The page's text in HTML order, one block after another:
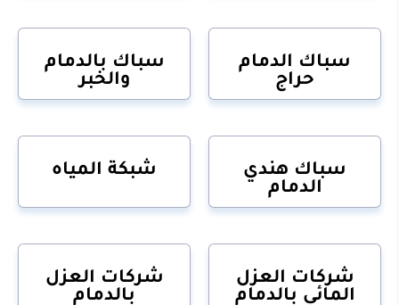
سباك الدمام
حراج
سباك بالدمام
والخبر
سباك هندي
الدمام
شبكة المياه
شركات العزل
المائي بالدمام
شركات العزل
بالدمام